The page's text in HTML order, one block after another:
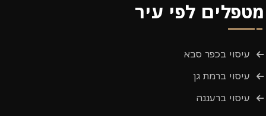
מטפלים לפי עיר
עיסוי בכפר סבא
עיסוי ברמת גן
עיסוי ברעננה